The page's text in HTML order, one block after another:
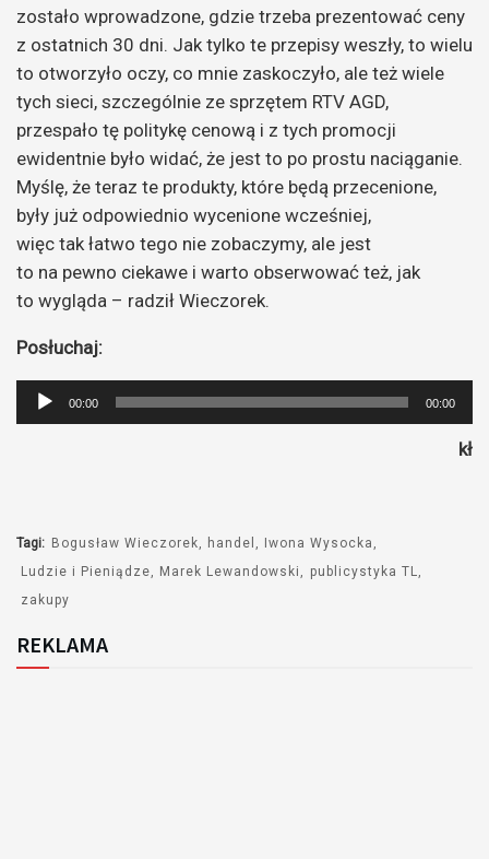
zostało wprowadzone, gdzie trzeba prezentować ceny
z ostatnich 30 dni. Jak tylko te przepisy weszły, to wielu
to otworzyło oczy, co mnie zaskoczyło, ale też wiele
tych sieci, szczególnie ze sprzętem RTV AGD,
przespało tę politykę cenową i z tych promocji
ewidentnie było widać, że jest to po prostu naciąganie.
Myślę, że teraz te produkty, które będą przecenione,
były już odpowiednio wycenione wcześniej,
więc tak łatwo tego nie zobaczymy, ale jest
to na pewno ciekawe i warto obserwować też, jak
to wygląda – radził Wieczorek.
Posłuchaj:
Odtwarzacz
plików
00:00 00:00
kł
Tagi: Bogusław Wieczorek handel
Iwona Wysocka
Ludzie i Pieniądze
Marek Lewandowski
publicystyka TL
zakupy
REKLAMA